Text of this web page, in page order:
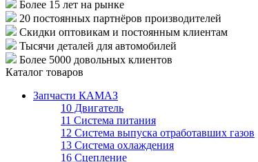
Более 15 лет на рынке
20 постоянных партнёров производителей
Скидки оптовикам и постоянным клиентам
Тысячи деталей для автомобилей
Более 5000 довольных клиентов
Каталог товаров
Запчасти КАМАЗ
10 Двигатель
11 Система питания
12 Система выпуска отработавших газов
13 Система охлаждения
16 Сцепление